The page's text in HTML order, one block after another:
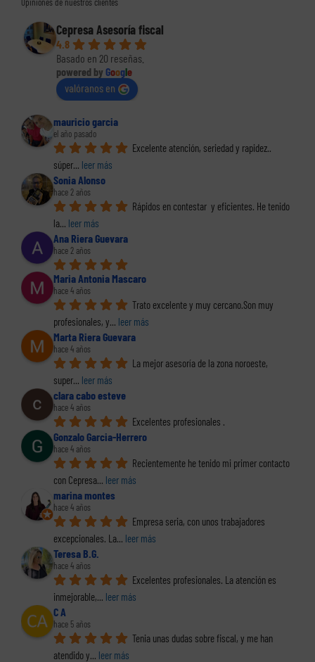
Opiniones de nuestros clientes
Cepresa Asesoría fiscal
4.8
Basado en 20 reseñas.
powered by Google
valóranos en
mauricio garcia
el año pasado
Excelente atención, seriedad y rapidez..
súper... leer más
Sonia Alonso
hace 2 años
Rápidos en contestar  y eficientes. He tenido
la... leer más
Ana Riera Guevara
hace 2 años
Maria Antonia Mascaro
hace 4 años
Trato excelente y muy cercano.Son muy
profesionales, y... leer más
Marta Riera Guevara
hace 4 años
La mejor asesoría de la zona noroeste,
super... leer más
clara cabo esteve
hace 4 años
Excelentes profesionales .
Gonzalo Garcia-Herrero
hace 4 años
Recientemente he tenido mi primer contacto
con Cepresa... leer más
marina montes
hace 4 años
Empresa seria, con unos trabajadores
excepcionales. La... leer más
Teresa B.G.
hace 4 años
Excelentes profesionales. La atención es
inmejorable,... leer más
C A
hace 5 años
Tenia unas dudas sobre fiscal, y me han
atendido y... leer más